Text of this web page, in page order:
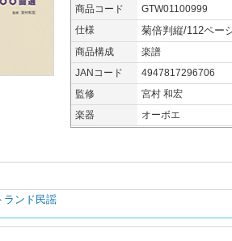
商品コード GTW01100999
仕様
菊倍判縦/112ペー
商品構成
楽譜
JANコード
4947817296706
監修
宮村 和宏
楽器
オーボエ
ランド民謡